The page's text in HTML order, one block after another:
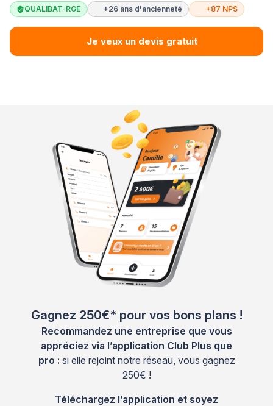
QUALIBAT-RGE +26 ans d'ancienneté +87 NPS
Je veux un devis gratuit
Gagnez 250€* pour vos bons plans !
Recommandez une entreprise que vous
appréciez via l’application Club Plus que
pro : si elle rejoint notre réseau, vous gagnez
250€ !
Téléchargez l’application et soyez